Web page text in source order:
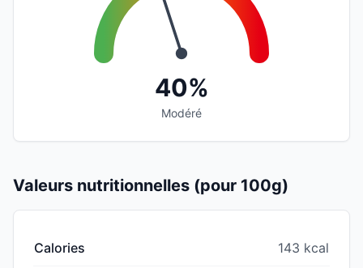
40%
Modéré
Valeurs nutritionnelles (pour 100g)
Calories 143 kcal